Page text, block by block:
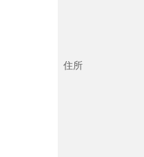
住所